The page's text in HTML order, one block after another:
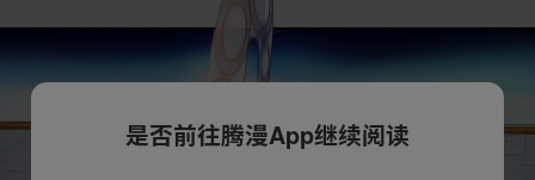
是否前往腾漫App继续阅读